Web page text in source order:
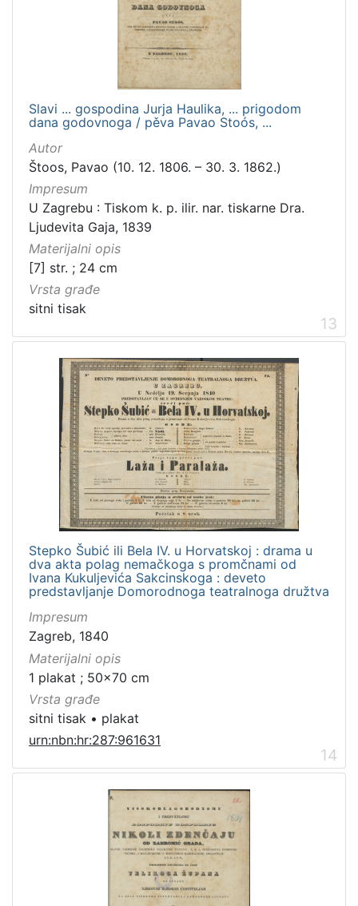
Slavi ... gospodina Jurja Haulika, ... prigodom
dana godovnoga / pěva Pavao Stoós, ...
Autor
Štoos, Pavao (10. 12. 1806. – 30. 3. 1862.)
Impresum
U Zagrebu : Tiskom k. p. ilir. nar. tiskarne Dra.
Ljudevita Gaja, 1839
Materijalni opis
[7] str. ; 24 cm
Vrsta građe
sitni tisak
13
Stepko Šubić ili Bela IV. u Horvatskoj : drama u
dva akta polag nemačkoga s promčnami od
Ivana Kukuljevića Sakcinskoga : deveto
predstavljanje Domorodnoga teatralnoga družtva
Impresum
Zagreb, 1840
Materijalni opis
1 plakat ; 50x70 cm
Vrsta građe
sitni tisak • plakat
urn:nbn:hr:287:961631
14